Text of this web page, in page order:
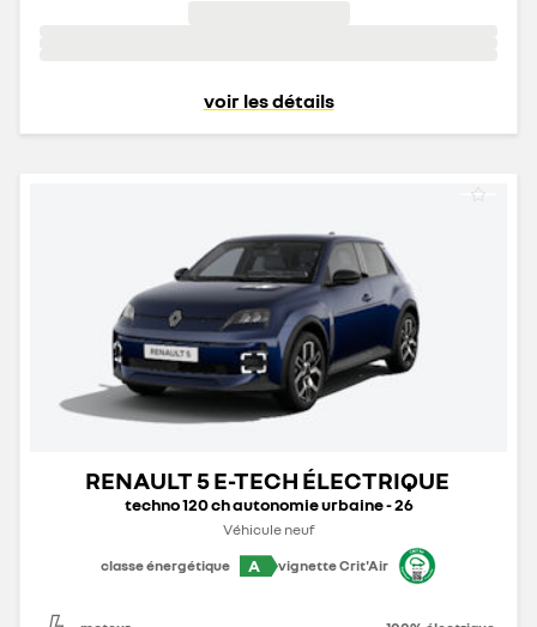
voir les détails
RENAULT 5 E-TECH ÉLECTRIQUE
techno 120 ch autonomie urbaine - 26
Véhicule neuf
classe énergétique
A vignette Crit'Air